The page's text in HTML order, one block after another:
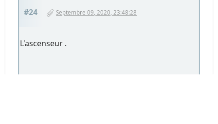
#24 Septembre 09, 2020, 23:48:28
L'ascenseur .